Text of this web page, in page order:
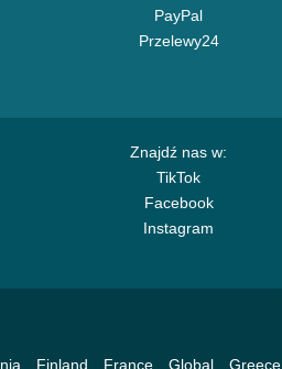
PayPal
Przelewy24
Znajdź nas w:
TikTok
Facebook
Instagram
Finland France Global Greece